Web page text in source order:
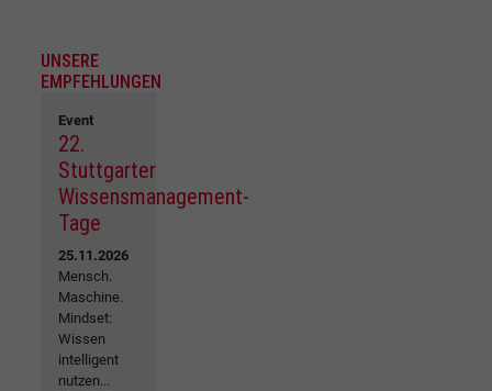
UNSERE
EMPFEHLUNGEN
Event
22.
Stuttgarter
Wissensmanagement-
Tage
25.11.2026
Mensch.
Maschine.
Mindset:
Wissen
intelligent
nutzen...